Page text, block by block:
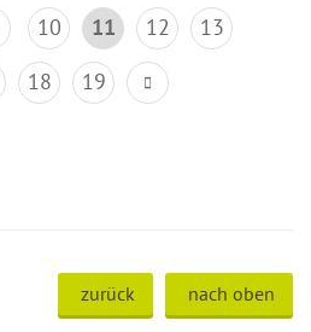
10 11 12
13
18 19
zurück nach oben